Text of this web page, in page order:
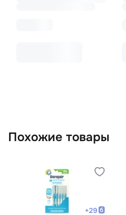
Похожие товары
+29